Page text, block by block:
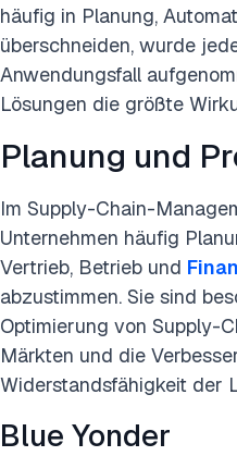
häufig in Planung,
überschneiden, wurde
Anwendungsfall
Lösungen die größte
Planung und
Im Supply-Chain-
Unternehmen häufig
Vertrieb, Betrieb und
abzustimmen. Sie sind
Optimierung von Supply-
Märkten und die
Widerstandsfähigkeit der
Blue Yonder